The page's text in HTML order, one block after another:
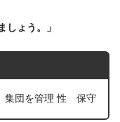
しょう。」
団を管理 性 保守